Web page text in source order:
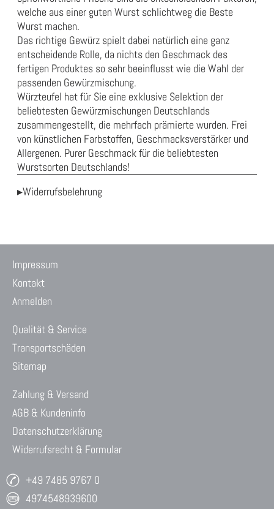
welche aus einer guten Wurst schlichtweg die Beste
Wurst machen.
Das richtige Gewürz spielt dabei natürlich eine ganz
entscheidende Rolle, da nichts den Geschmack des
fertigen Produktes so sehr beeinflusst wie die Wahl der
passenden Gewürzmischung.
Würzteufel hat für Sie eine exklusive Selektion der
beliebtesten Gewürzmischungen Deutschlands
zusammengestellt, die mehrfach prämierte wurden. Frei
von künstlichen Farbstoffen, Geschmacksverstärker und
Allergenen. Purer Geschmack für die beliebtesten
Wurstsorten Deutschlands!
▸Widerrufsbelehrung
Impressum
Kontakt
Anmelden
Qualität & Service
Transportschäden
Sitemap
Zahlung & Versand
AGB & Kundeninfo
Datenschutzerklärung
Widerrufsrecht & Formular
+49 7485 9767 0
4974548939600